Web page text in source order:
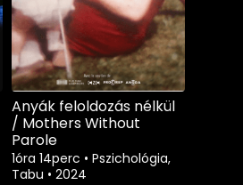
Anyák feloldozás nélkül
/ Mothers Without
Parole
1óra 14perc • Pszichológia,
Tabu • 2024